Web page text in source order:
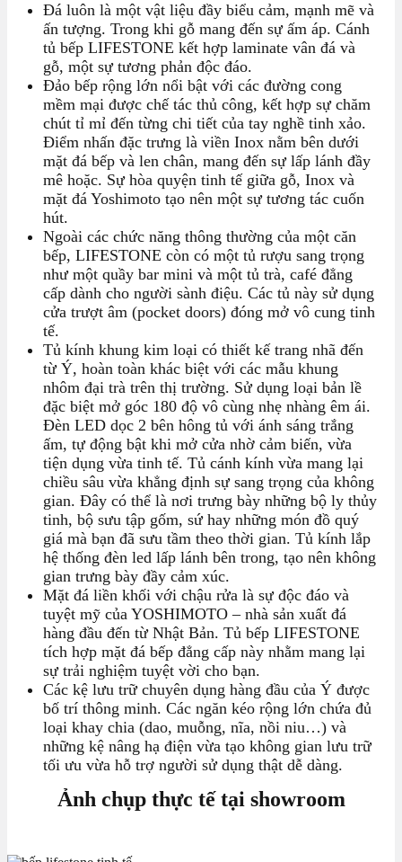
Đá luôn là một vật liệu đầy biểu cảm, mạnh mẽ và
ấn tượng. Trong khi gỗ mang đến sự ấm áp. Cánh
tủ bếp LIFESTONE kết hợp laminate vân đá và
gỗ, một sự tương phản độc đáo.
Đảo bếp rộng lớn nổi bật với các đường cong
mềm mại được chế tác thủ công, kết hợp sự chăm
chút tỉ mỉ đến từng chi tiết của tay nghề tinh xảo.
Điểm nhấn đặc trưng là viền Inox nằm bên dưới
mặt đá bếp và len chân, mang đến sự lấp lánh đầy
mê hoặc. Sự hòa quyện tinh tế giữa gỗ, Inox và
mặt đá Yoshimoto tạo nên một sự tương tác cuốn
hút.
Ngoài các chức năng thông thường của một căn
bếp, LIFESTONE còn có một tủ rượu sang trọng
như một quầy bar mini và một tủ trà, café đẳng
cấp dành cho người sành điệu. Các tủ này sử dụng
cửa trượt âm (pocket doors) đóng mở vô cung tinh
tế.
Tủ kính khung kim loại có thiết kế trang nhã đến
từ Ý, hoàn toàn khác biệt với các mẫu khung
nhôm đại trà trên thị trường. Sử dụng loại bản lề
đặc biệt mở góc 180 độ vô cùng nhẹ nhàng êm ái.
Đèn LED dọc 2 bên hông tủ với ánh sáng trắng
ấm, tự động bật khi mở cửa nhờ cảm biến, vừa
tiện dụng vừa tinh tế. Tủ cánh kính vừa mang lại
chiều sâu vừa khẳng định sự sang trọng của không
gian. Đây có thể là nơi trưng bày những bộ ly thủy
tinh, bộ sưu tập gốm, sứ hay những món đồ quý
giá mà bạn đã sưu tầm theo thời gian. Tủ kính lắp
hệ thống đèn led lấp lánh bên trong, tạo nên không
gian trưng bày đầy cảm xúc.
Mặt đá liền khối với chậu rửa là sự độc đáo và
tuyệt mỹ của YOSHIMOTO – nhà sản xuất đá
hàng đầu đến từ Nhật Bản. Tủ bếp LIFESTONE
tích hợp mặt đá bếp đẳng cấp này nhằm mang lại
sự trải nghiệm tuyệt vời cho bạn.
Các kệ lưu trữ chuyên dụng hàng đầu của Ý được
bố trí thông minh. Các ngăn kéo rộng lớn chứa đủ
loại khay chia (dao, muỗng, nĩa, nồi niu…) và
những kệ nâng hạ điện vừa tạo không gian lưu trữ
tối ưu vừa hỗ trợ người sử dụng thật dễ dàng.
Ảnh chụp thực tế tại showroom